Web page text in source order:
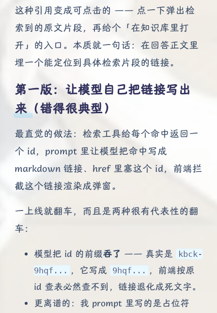
这种引用变成可点击的 —— 点一下弹出检
索到的原文片段，再给个「在知识库里打
开」的入口。本质就一句话：在回答正文里
埋一个能定位到具体检索片段的链接。
第一版：让模型自己把链接写出
来（错得很典型）
最直觉的做法：检索工具给每个命中返回一
个 id，prompt 里让模型把命中写成
markdown 链接、href 里塞这个 id，前端拦
截这个链接渲染成弹窗。
一上线就翻车，而且是两种很有代表性的翻
车：
模型把 id 的前缀吞了 —— 真实是
kbck-
9hqf... ，它写成 9hqf... ，前端按原
id 查表必然查不到，链接退化成死文字。
更离谱的：我 prompt 里写的是占位符